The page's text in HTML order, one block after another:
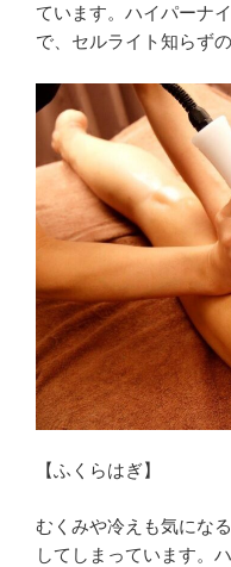
ています。ハイパーナ
で、セルライト知らず
【ふくらはぎ】
むくみや冷えも気にな
してしまっています。